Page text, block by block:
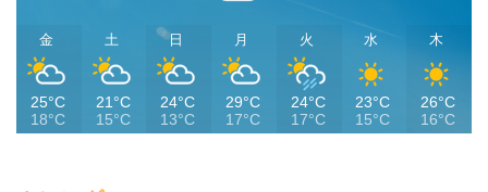
金
25°C
18°C
土
21°C
15°C
日
24°C
13°C
月
29°C
17°C
火
24°C
17°C
水
23°C
15°C
木
26°C
16°C